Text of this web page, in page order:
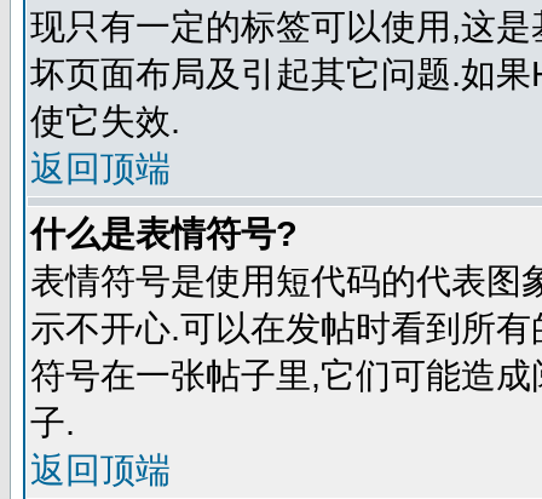
现只有一定的标签可以使用,这
坏页面布局及引起其它问题.如
使它失效.
返回顶端
什么是表情符号?
表情符号是使用短代码的代表图
示不开心.可以在发帖时看到所
符号在一张帖子里,它们可能造
子.
返回顶端